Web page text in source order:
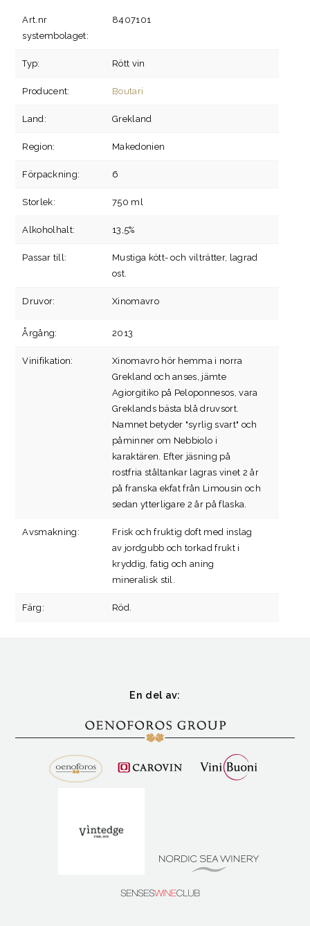
Art.nr
systembolaget:
8407101
Typ: Rött vin
Producent: Boutari
Land: Grekland
Region: Makedonien
Förpackning: 6
Storlek: 750 ml
Alkoholhalt: 13,5%
Passar till:
Mustiga kött- och vilträtter, lagrad
ost.
Druvor: Xinomavro
Årgång: 2013
Vinifikation:
Xinomavro hör hemma i norra
Grekland och anses, jämte
Agiorgitiko på Peloponnesos, vara
Greklands bästa blå druvsort.
Namnet betyder "syrlig svart" och
påminner om Nebbiolo i
karaktären. Efter jäsning på
rostfria ståltankar lagras vinet 2 år
på franska ekfat från Limousin och
sedan ytterligare 2 år på flaska.
Avsmakning:
Frisk och fruktig doft med inslag
av jordgubb och torkad frukt i
kryddig, fatig och aning
mineralisk stil.
Färg: Röd.
En del av: